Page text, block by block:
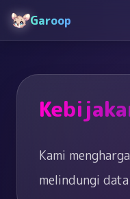
Garoop
Kami
melindungi